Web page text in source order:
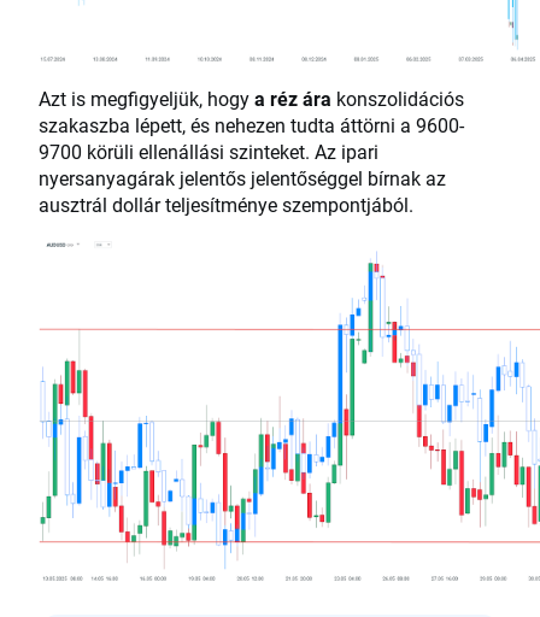
Azt is megfigyeljük, hogya réz ára konszolidációs
szakaszba lépett, és nehezen tudta áttörni a 9600-
9700 körüli ellenállási szinteket. Az ipari
nyersanyagárak jelentős jelentőséggel bírnak az
ausztrál dollár teljesítménye szempontjából.